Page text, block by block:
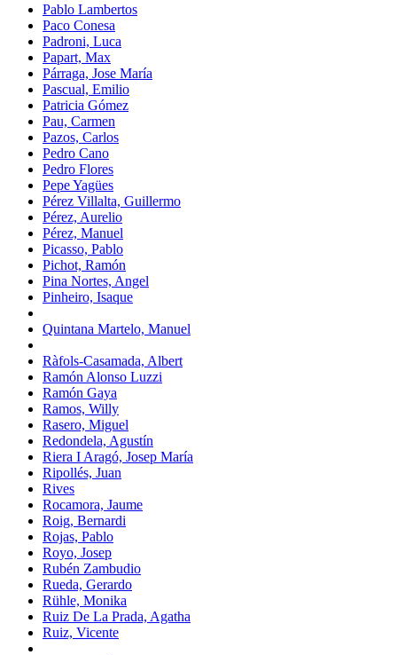
Pablo Lambertos
Paco Conesa
Padroni, Luca
Papart, Max
Párraga, Jose María
Pascual, Emilio
Patricia Gómez
Pau, Carmen
Pazos, Carlos
Pedro Cano
Pedro Flores
Pepe Yagües
Pérez Villalta, Guillermo
Pérez, Aurelio
Pérez, Manuel
Picasso, Pablo
Pichot, Ramón
Pina Nortes, Angel
Pinheiro, Isaque
Quintana Martelo, Manuel
Ràfols-Casamada, Albert
Ramón Alonso Luzzi
Ramón Gaya
Ramos, Willy
Rasero, Miguel
Redondela, Agustín
Riera I Aragó, Josep María
Ripollés, Juan
Rives
Rocamora, Jaume
Roig, Bernardi
Rojas, Pablo
Royo, Josep
Rubén Zambudio
Rueda, Gerardo
Rühle, Monika
Ruiz De La Prada, Agatha
Ruiz, Vicente